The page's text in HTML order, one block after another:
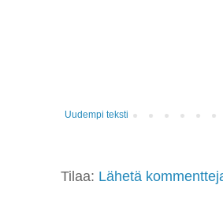
Uudempi teksti
Tilaa: Lähetä